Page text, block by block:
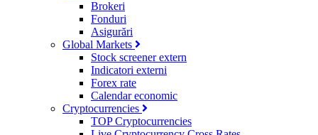
Brokeri
Fonduri
Asigurări
Global Markets
Stock screener extern
Indicatori externi
Forex rate
Calendar economic
Cryptocurrencies
TOP Cryptocurrencies